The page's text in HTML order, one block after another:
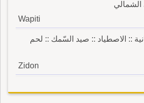
الشمالي
Wapiti
:: الاصطياد :: صيد السّمك :: لحم
Zidon